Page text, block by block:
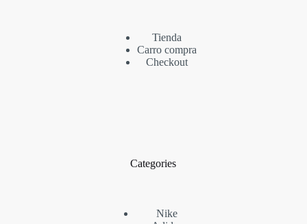
Tienda
Carro compra
Checkout
Categories
Nike